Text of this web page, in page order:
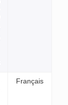
Français